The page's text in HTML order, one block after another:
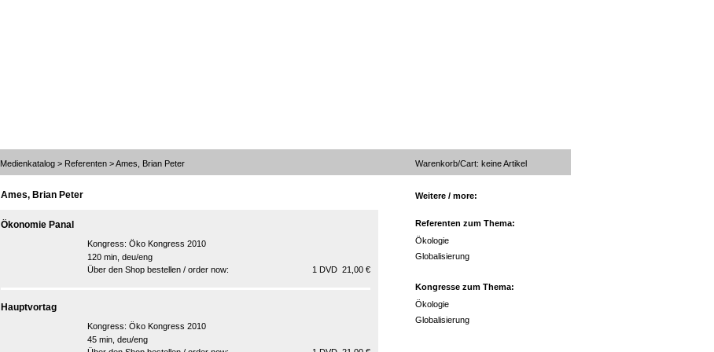
Medienkatalog > Referenten > Ames, Brian Peter Warenkorb/Cart: keineArtikel
Ames, Brian Peter
Ökonomie Panal
Kongress: Öko Kongress 2010
120 min, deu/eng
Über den Shop bestellen / order now:
1 DVD 21,00 €
Hauptvortag
Kongress: Öko Kongress 2010
45 min, deu/eng
Weitere / more:
Referenten zum Thema:
Ökologie
Globalisierung
Kongresse zum Thema:
Ökologie
Globalisierung